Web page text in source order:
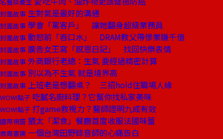
封面故事 生對氣是最好的溝通
封面故事 學會「罵客戶」 讓她翻身超級業務員
封面故事 動怒前「吞口水」 DRAM教父帶慘業賺千億
封面故事 廣告女王寫「感恩日記」 找回快樂表情
封面故事 外商銀行老總：生氣 要經過精密計算
封面故事 別以為不生氣 就是境界高
封面故事 上班老是想翻桌？ 三招hold住職場人緣
WOW!點子 吃膩名廚料理？它幫你找私家美味
WOW!點子 打game救視力？醫師證明九成有效
國際視窗 猶太「潔食」餐廳首度收服法國味蕾
商周書摘 一個台灣田野錄音師的心痛告白